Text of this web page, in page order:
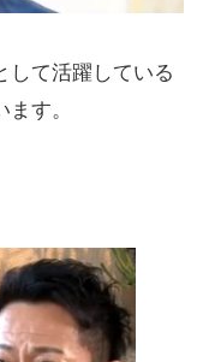
して活躍している
す。